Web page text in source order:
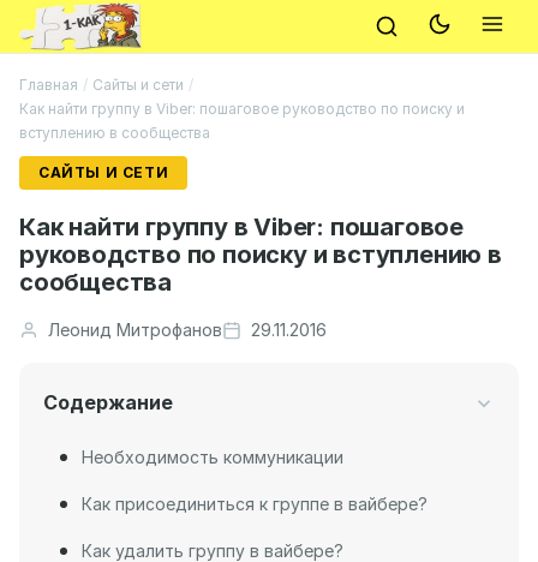
Главная / Сайты и сети /
Как найти группу в Viber: пошаговое руководство по поиску и
вступлению в сообщества
САЙТЫ И СЕТИ
Как найти группу в Viber: пошаговое
руководство по поиску и вступлению в
сообщества
Леонид Митрофанов 29.11.2016
Содержание
Необходимость коммуникации
Как присоединиться к группе в вайбере?
Как удалить группу в вайбере?